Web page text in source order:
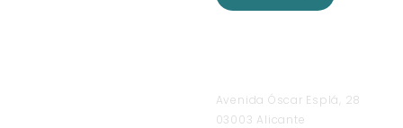
Avenida Óscar Esplá, 28
03003 Alicante